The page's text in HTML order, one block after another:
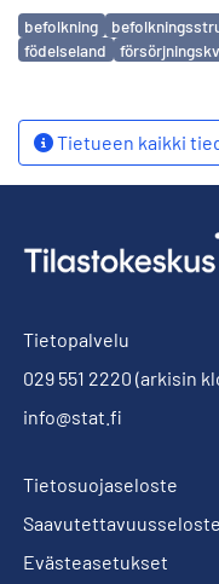
Avainsanat
befolkning
födelseland
Tietueen kaikki
Tietopalvelu
029 551 2220 (arkisin
info@stat.fi
Tietosuojaseloste
Saavutettavuusseloste
Evästeasetukset